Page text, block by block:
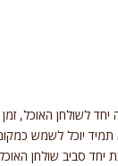
לשולחן האוכל,
יוכל לשמש
סביב שולחן